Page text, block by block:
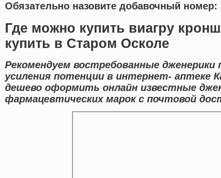
Обязательно назовите добавочный номер:
Где можно купить виагру
купить в Старом Осколе
Рекомендуем востребованные дженерики
усиления потенции в интернет- аптеке
дешево оформить онлайн известные
фармацевтических марок с почтовой